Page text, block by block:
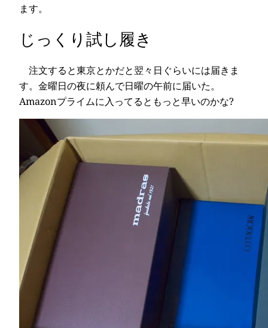
ます。
じっくり試し履き
注文すると東京とかだと翌々日ぐらいには届きま
す。金曜日の夜に頼んで日曜の午前に届いた。
Amazonプライムに入ってるともっと早いのかな?